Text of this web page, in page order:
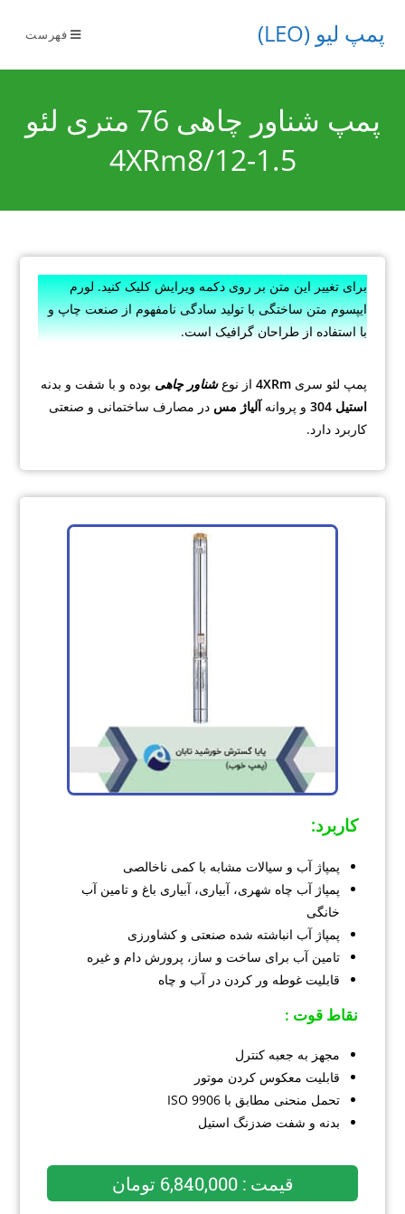
پمپ لیو (LEO) فهرست
پمپ شناور چاهی 76 متری لئو
4XRm8/12-1.5
برای تغییر این متن بر روی دکمه ویرایش کلیک کنید. لورم
ایپسوم متن ساختگی با تولید سادگی نامفهوم از صنعت چاپ و
با استفاده از طراحان گرافیک است.
پمپ لئو سری4XRm از نوعشناور چاهی بوده و با شفت و بدنه
استیل 304
و پروانهآلیاژ مسدر مصارف ساختمانی و صنعتی
کاربرد دارد.
کاربرد:
پمپاژ آب و سیالات مشابه با کمی ناخالصی
پمپاژ آب چاه شهری، آبیاری، آبیاری باغ و تامین آب
خانگی
پمپاژ آب انباشته شده صنعتی و کشاورزی
تامین آب برای ساخت و ساز، پرورش دام و غیره
قابلیت غوطه ور کردن در آب و چاه
نقاط قوت :
مجهز به جعبه کنترل
قابلیت معکوس کردن موتور
تحمل منحنی مطابق با ISO 9906
بدنه و شفت ضدزنگ استیل
قیمت : 6,840,000 تومان